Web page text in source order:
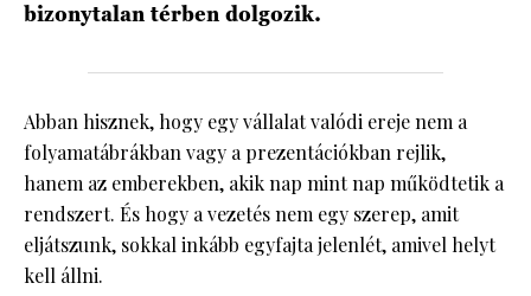
bizonytalan térben dolgozik.
Abban hisznek, hogy egy vállalat valódi ereje nem a
folyamatábrákban vagy a prezentációkban rejlik,
hanem az emberekben, akik nap mint nap működtetik a
rendszert. És hogy a vezetés nem egy szerep, amit
eljátszunk, sokkal inkább egyfajta jelenlét, amivel helyt
kell állni.